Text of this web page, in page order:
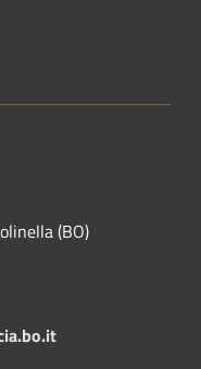
(BO)